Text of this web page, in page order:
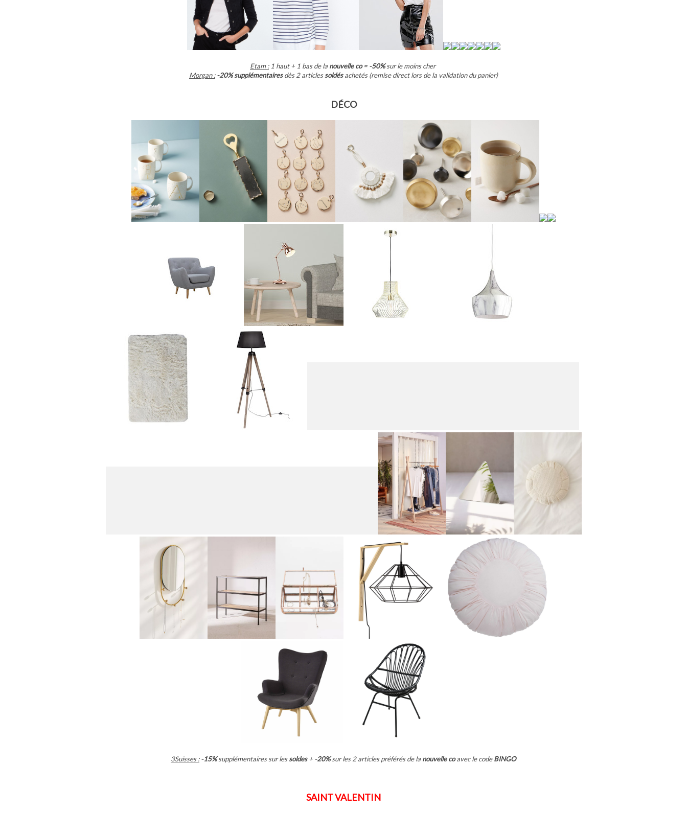
Etam :1 haut + 1 bas de la nouvelle co= -50%sur le moins cher
Morgan : -20% supplémentairesdès 2 articlessoldésachetés (remise direct lors de la validation du panier)
DÉCO
3Suisses : -15%supplémentaires sur lessoldes+ -20%sur les 2 articles préférés de la nouvelle coavec le codeBINGO
SAINT VALENTIN